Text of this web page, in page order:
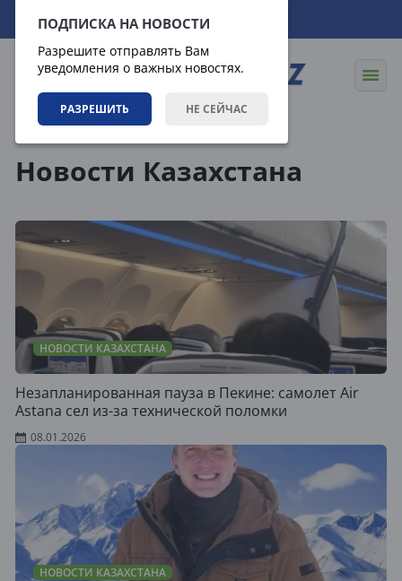
ПОДПИСКА НА НОВОСТИ
Разрешите отправлять Вам
уведомления о важных новостях.
РАЗРЕШИТЬ НЕ СЕЙЧАС
09.08.2026 08:57:18
Новости Казахстана
НОВОСТИ КАЗАХСТАНА
Незапланированная пауза в Пекине: самолет Air
Astana сел из-за технической поломки
08.01.2026
НОВОСТИ КАЗАХСТАНА